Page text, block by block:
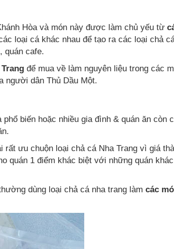
Hòa và món này được làm chủ yếu từ
loại cá khác nhau để tạo ra các loại chả
quán cafe.
để mua về làm nguyên liệu trong các
người dân Thủ Dầu Một.
biến hoặc nhiều gia đình & quán ăn còn
rất ưu chuộn loại chả cá Nha Trang vì giá
quán 1 điểm khác biệt với những quán
dùng loại chả cá nha trang làm các